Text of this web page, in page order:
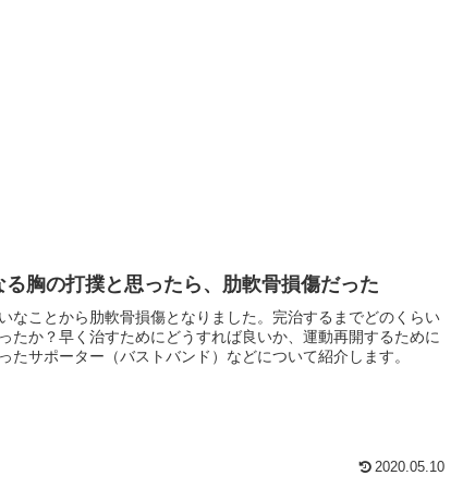
る胸の打撲と思ったら、肋軟骨損傷だった
なことから肋軟骨損傷となりました。完治するまでどのくらい
たか？早く治すためにどうすれば良いか、運動再開するために
たサポーター（バストバンド）などについて紹介します。
2020.05.10